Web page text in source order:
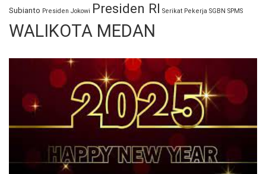
Subianto Presiden Jokowi Presiden RI Serikat Pekerja SGBN SPMS
WALIKOTA MEDAN